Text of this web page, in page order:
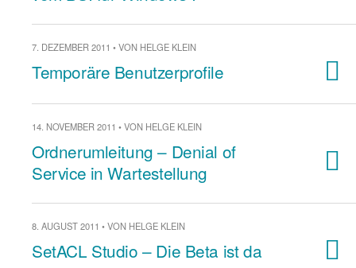
7. DEZEMBER 2011 • VON HELGE KLEIN
Temporäre Benutzerprofile
14. NOVEMBER 2011 • VON HELGE KLEIN
Ordnerumleitung – Denial of
Service in Wartestellung
8. AUGUST 2011 • VON HELGE KLEIN
SetACL Studio – Die Beta ist da